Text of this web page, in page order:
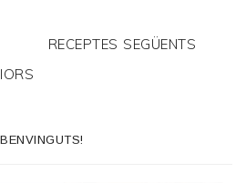
RECEPTES SEGÜENTS
BENVINGUTS!